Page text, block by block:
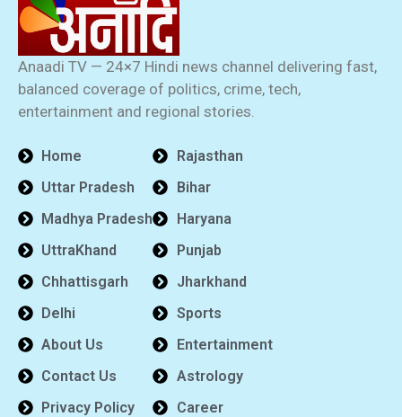
Anaadi TV — 24×7 Hindi news channel delivering fast,
balanced coverage of politics, crime, tech,
entertainment and regional stories.
Home
Uttar Pradesh
Madhya Pradesh
UttraKhand
Chhattisgarh
Delhi
About Us
Contact Us
Privacy Policy
Rajasthan
Bihar
Haryana
Punjab
Jharkhand
Sports
Entertainment
Astrology
Career